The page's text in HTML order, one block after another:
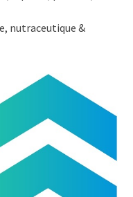
nutraceutique &